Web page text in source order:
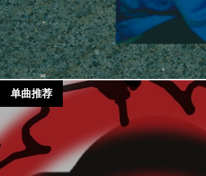
单曲推荐